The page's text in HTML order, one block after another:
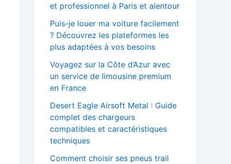
et professionnel à Paris et alentour
Puis-je louer ma voiture facilement
? Découvrez les plateformes les
plus adaptées à vos besoins
Voyagez sur la Côte d’Azur avec
un service de limousine premium
en France
Desert Eagle Airsoft Metal : Guide
complet des chargeurs
compatibles et caractéristiques
techniques
Comment choisir ses pneus trail